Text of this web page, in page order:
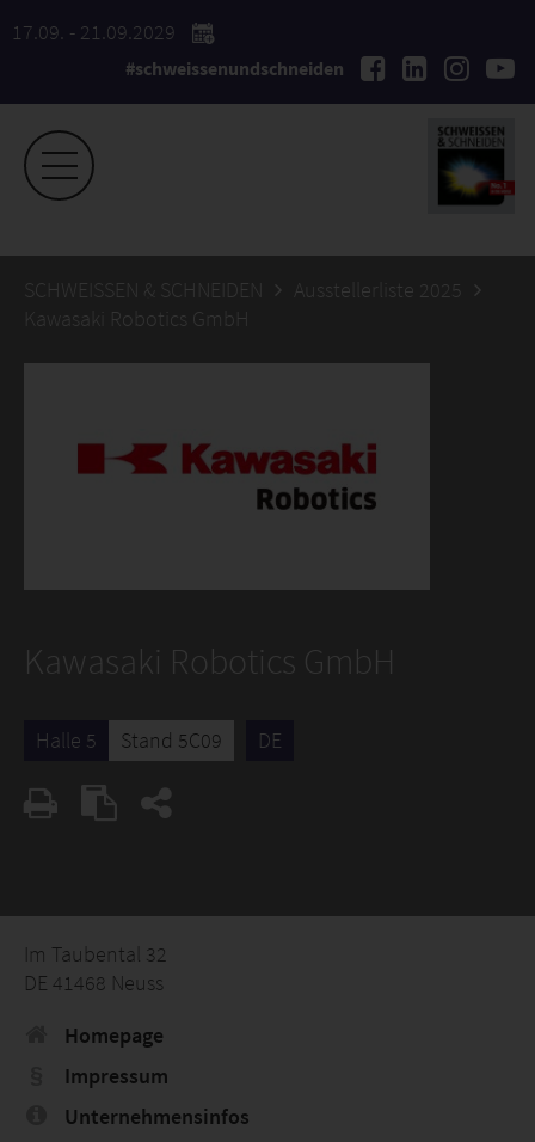
17.09. - 21.09.2029
#schweissenundschneiden
SCHWEISSEN & SCHNEIDEN
Ausstellerliste 2025
Kawasaki Robotics GmbH
Kawasaki Robotics GmbH
Halle 5 Stand 5C09 DE
Im Taubental 32
DE 41468 Neuss
Homepage
Impressum
Unternehmensinfos